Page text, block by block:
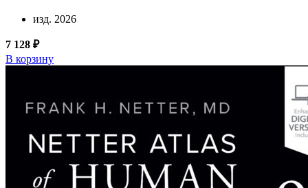
изд. 2026
7 128 ₽
В корзину